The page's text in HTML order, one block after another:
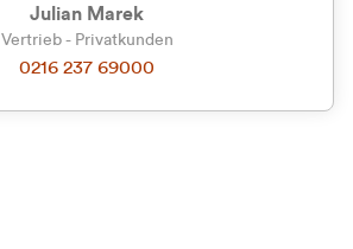
Julian Marek
Vertrieb - Privatkunden
0216 237 69000